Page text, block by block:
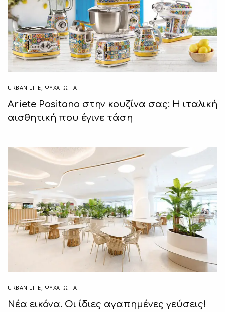
URBAN LIFE, ΨΥΧΑΓΩΓΙΑ
Ariete Positano στην κουζίνα σας: Η ιταλική
αισθητική που έγινε τάση
URBAN LIFE, ΨΥΧΑΓΩΓΙΑ
Νέα εικόνα. Οι ίδιες αγαπημένες γεύσεις!